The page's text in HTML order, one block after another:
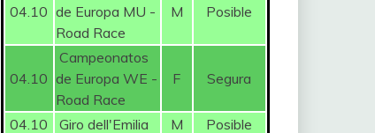
04.10 de Europa MU -
Road Race
M Posible
04.10
Campeonatos
de Europa WE -
Road Race
F Segura
04.10 Giro dell'Emilia M Posible